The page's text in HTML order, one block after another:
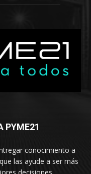
PYME21
conocimiento a
las ayude a ser más